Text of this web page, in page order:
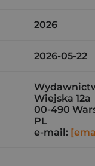
2026
2026-05-22
Wiejska 12a
00-490
PL
e-mail: